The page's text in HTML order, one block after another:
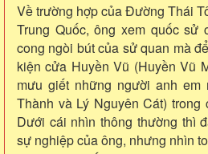
Về trường hợp của Đường Thái
Trung Quốc, ông xem quốc sử
cong ngòi bút của sử quan mà
kiện cửa Huyền Vũ (Huyền Vũ
mưu giết những người anh em
Thành và Lý Nguyên Cát)
Dưới cái nhìn thông thường thì
sự nghiệp của ông, nhưng nhìn